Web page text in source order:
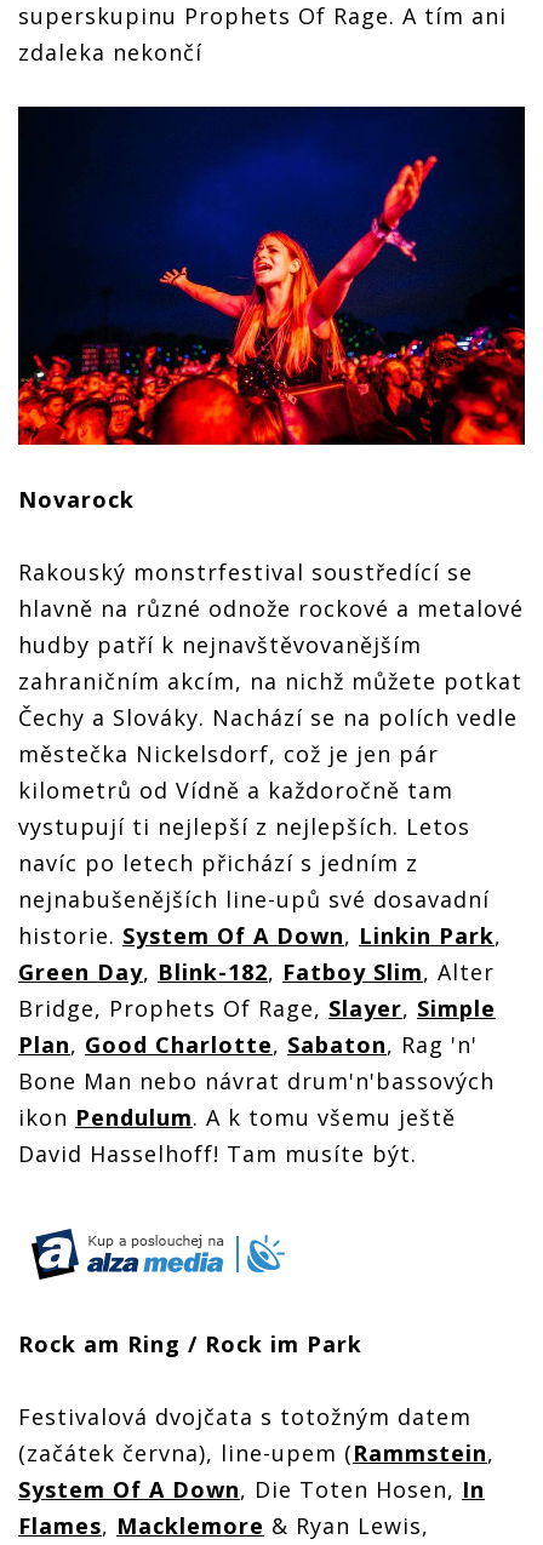
superskupinu Prophets Of Rage. A tím ani
zdaleka nekončí
Novarock
Rakouský monstrfestival soustředící se
hlavně na různé odnože rockové a metalové
hudby patří k nejnavštěvovanějším
zahraničním akcím, na nichž můžete potkat
Čechy a Slováky. Nachází se na polích vedle
městečka Nickelsdorf, což je jen pár
kilometrů od Vídně a každoročně tam
vystupují ti nejlepší z nejlepších. Letos
navíc po letech přichází s jedním z
nejnabušenějších line-upů své dosavadní
historie. System Of A Down, Linkin Park,
Green Day, Blink-182, Fatboy Slim, Alter
Bridge, Prophets Of Rage, Slayer, Simple
Plan, Good Charlotte, Sabaton, Rag 'n'
Bone Man nebo návrat drum'n'bassových
ikon Pendulum. A k tomu všemu ještě
David Hasselhoff! Tam musíte být.
Rock am Ring / Rock im Park
Festivalová dvojčata s totožným datem
(začátek června), line-upem (Rammstein,
System Of A Down, Die Toten Hosen, In
Flames, Macklemore & Ryan Lewis,